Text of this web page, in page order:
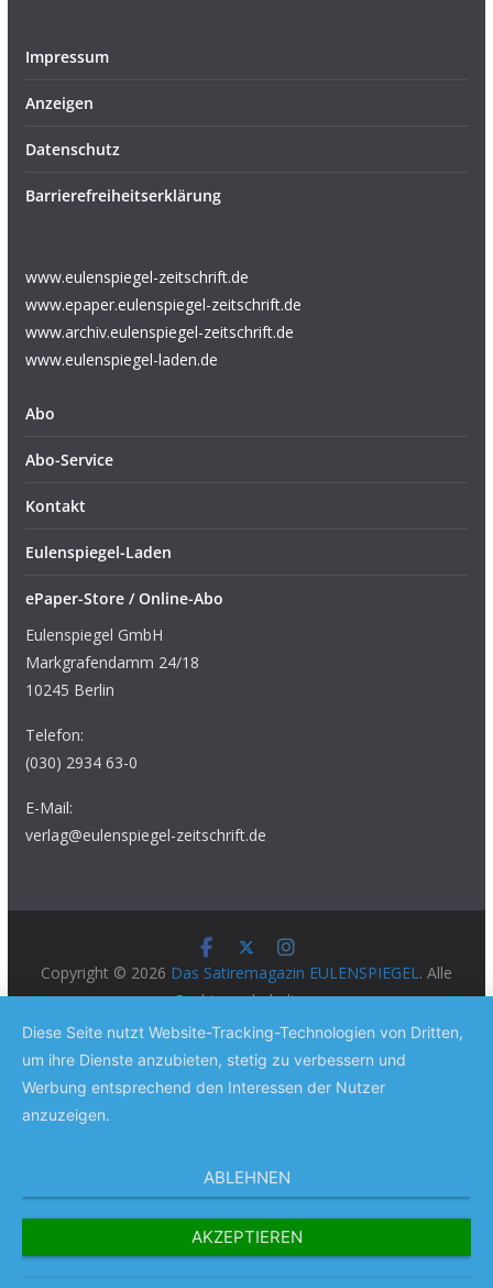
Impressum
Anzeigen
Datenschutz
Barrierefreiheitserklärung
www.eulenspiegel-zeitschrift.de
www.epaper.eulenspiegel-zeitschrift.de
www.archiv.eulenspiegel-zeitschrift.de
www.eulenspiegel-laden.de
Abo
Abo-Service
Kontakt
Eulenspiegel-Laden
ePaper-Store / Online-Abo
Eulenspiegel GmbH
Markgrafendamm 24/18
10245 Berlin
Telefon:
(030) 2934 63-0
E-Mail:
verlag@eulenspiegel-zeitschrift.de
Copyright © 2026 Das Satiremagazin EULENSPIEGEL. Alle
Rechte vorbehalten.
Theme:ColorMag Provon ThemeGrill. Präsentiert von
WordPress.
Diese Seite nutzt Website-Tracking-Technologien von Dritten,
um ihre Dienste anzubieten, stetig zu verbessern und
Werbung entsprechend den Interessen der Nutzer
anzuzeigen.
ABLEHNEN
AKZEPTIEREN